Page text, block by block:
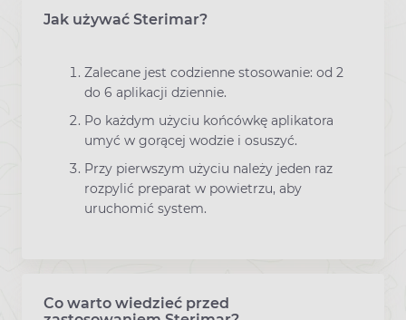
Jak używać Sterimar?
Zalecane jest codzienne stosowanie: od 2
do 6 aplikacji dziennie.
Po każdym użyciu końcówkę aplikatora
umyć w gorącej wodzie i osuszyć.
Przy pierwszym użyciu należy jeden raz
rozpylić preparat w powietrzu, aby
uruchomić system.
Co warto wiedzieć przed